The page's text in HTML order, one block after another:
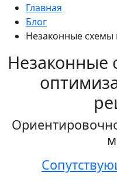
Главная
Блог
Незаконные схемы
Незаконные